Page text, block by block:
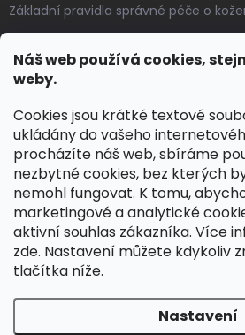
Náš web používá cookies,
weby.
Cookies jsou krátké textové
ukládány do vašeho
procházíte náš web, sbíráme
nezbytné cookies, bez kterých
nemohl fungovat. K tomu,
marketingové a analytické
aktivní souhlas zákazníka. Více
zde. Nastavení můžete kdykoliv
tlačítka níže.
Nastavení
Základní pravidla správné péče o
Výroba českých kožených opasků:
řemesla
KONTAKT
dotazy@spongr.cz
+420 776 663 962
https://www.facebook.com/
spongr.cz